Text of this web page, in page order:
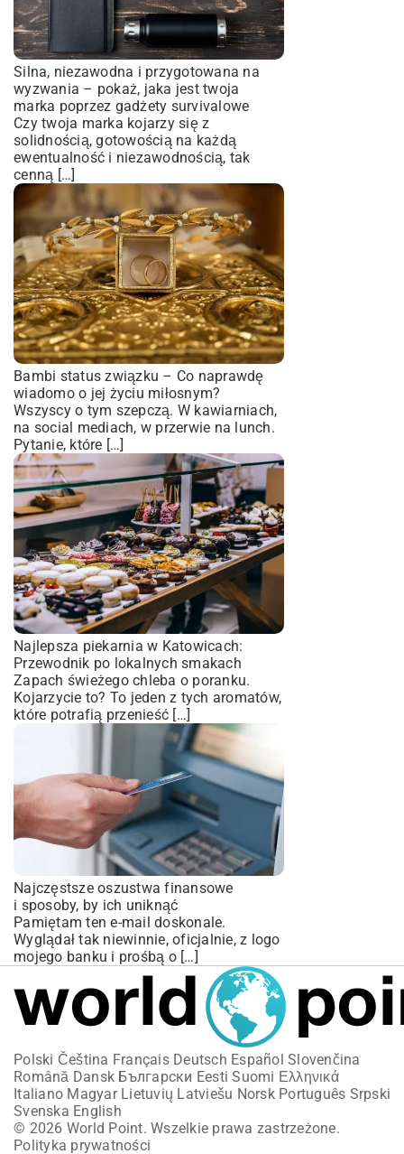
Silna, niezawodna i przygotowana na
wyzwania – pokaż, jaka jest twoja
marka poprzez gadżety survivalowe
Czy twoja marka kojarzy się z
solidnością, gotowością na każdą
ewentualność i niezawodnością, tak
cenną […]
Bambi status związku – Co naprawdę
wiadomo o jej życiu miłosnym?
Wszyscy o tym szepczą. W kawiarniach,
na social mediach, w przerwie na lunch.
Pytanie, które […]
Najlepsza piekarnia w Katowicach:
Przewodnik po lokalnych smakach
Zapach świeżego chleba o poranku.
Kojarzycie to? To jeden z tych aromatów,
które potrafią przenieść […]
Najczęstsze oszustwa finansowe
i sposoby, by ich uniknąć
Pamiętam ten e-mail doskonale.
Wyglądał tak niewinnie, oficjalnie, z logo
mojego banku i prośbą o […]
Polski Čeština Français Deutsch Español Slovenčina
Română Dansk Български Eesti Suomi Ελληνικά
Italiano Magyar Lietuvių Latviešu Norsk Português Srpski
Svenska English
© 2026 World Point. Wszelkie prawa zastrzeżone.
Polityka prywatności